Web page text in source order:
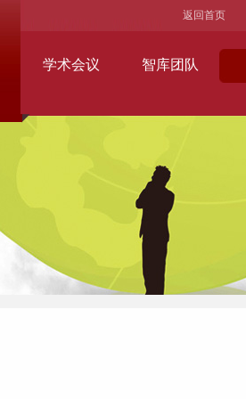
学术会议 智库团队
返回首页